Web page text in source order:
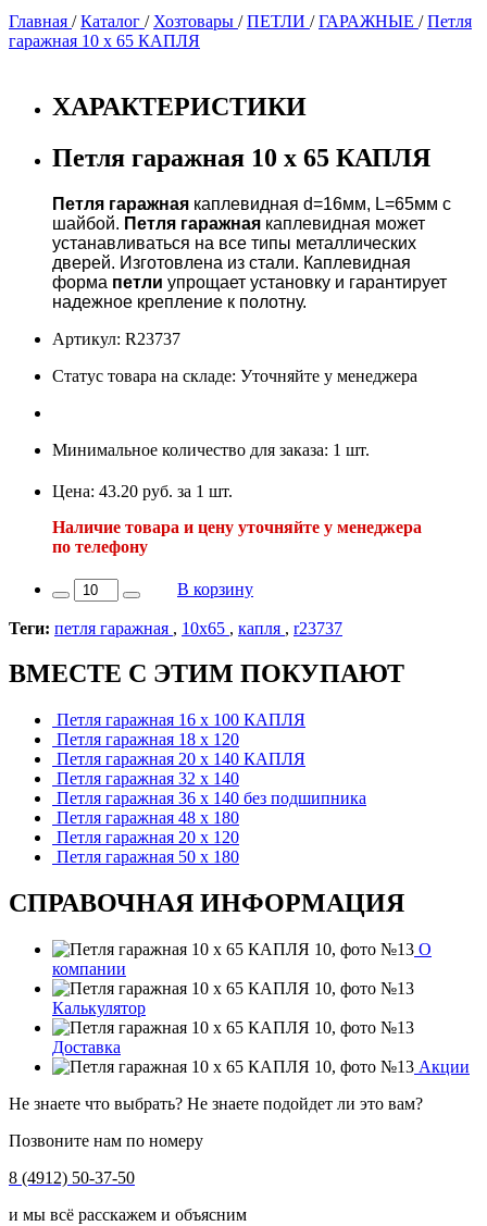
Главная /Каталог / Хозтовары /ПЕТЛИ /ГАРАЖНЫЕ /Петля
гаражная 10 х 65 КАПЛЯ
ХАРАКТЕРИСТИКИ
Петля гаражная 10 х 65 КАПЛЯ
Петля гаражная каплевидная d=16мм, L=65мм с
шайбой. Петля гаражная каплевидная может
устанавливаться на все типы металлических
дверей. Изготовлена из стали. Каплевидная
форма петли упрощает установку и гарантирует
надежное крепление к полотну.
Артикул: R23737
Статус товара на складе: Уточняйте у менеджера
Минимальное количество для заказа: 1 шт.
Цена: 43.20 руб. за 1 шт.
Наличие товара и цену уточняйте у менеджера
по телефону
В корзину
Теги: петля гаражная , 10х65 , капля , r23737
ВМЕСТЕ С ЭТИМ ПОКУПАЮТ
Петля гаражная 16 х 100 КАПЛЯ
Петля гаражная 18 х 120
Петля гаражная 20 х 140 КАПЛЯ
Петля гаражная 32 х 140
Петля гаражная 36 х 140 без подшипника
Петля гаражная 48 х 180
Петля гаражная 20 х 120
Петля гаражная 50 х 180
СПРАВОЧНАЯ ИНФОРМАЦИЯ
О
компании
Калькулятор
Доставка
Акции
Не знаете что выбрать? Не знаете подойдет ли это вам?
Позвоните нам по номеру
8 (4912) 50-37-50
и мы всё расскажем и объясним